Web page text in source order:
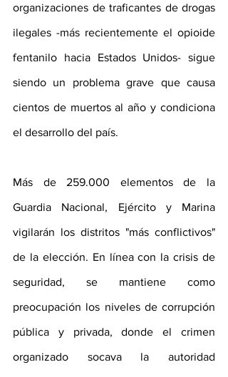
organizaciones de traficantes de drogas
ilegales -más recientemente el opioide
fentanilo hacia Estados Unidos- sigue
siendo un problema grave que causa
cientos de muertos al año y condiciona
el desarrollo del país.
Más de 259.000 elementos de la
Guardia Nacional, Ejército y Marina
vigilarán los distritos "más conflictivos"
de la elección. En línea con la crisis de
seguridad, se mantiene como
preocupación los niveles de corrupción
pública y privada, donde el crimen
organizado socava la autoridad